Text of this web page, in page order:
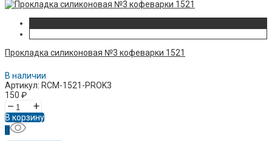
Прокладка силиконовая №3 кофеварки 1521
В наличии
Артикул: RCM-1521-PROK3
150 ₽
– +
В корзину